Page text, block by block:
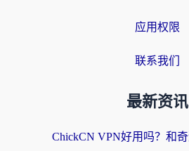
应用权限
联系我们
最新资讯